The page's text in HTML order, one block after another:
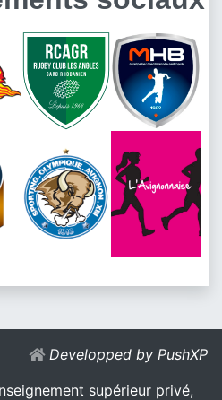
Developped by PushXP
supérieur privé,